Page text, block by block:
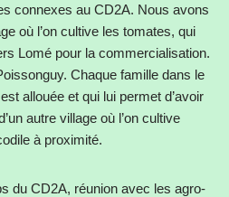
connexes au CD2A. Nous avons
où l’on cultive les tomates, qui
Lomé pour la commercialisation.
Chaque famille dans le
allouée et qui lui permet d’avoir
autre village où l’on cultive
à proximité.
du CD2A, réunion avec les agro-